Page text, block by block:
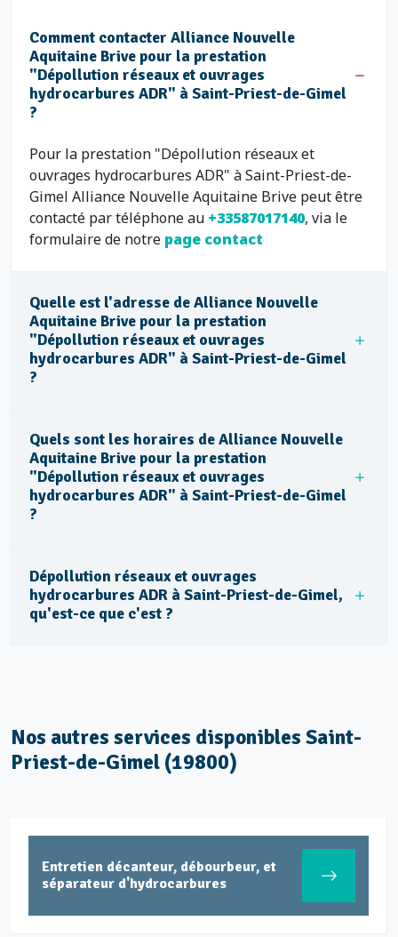
Comment contacter Alliance Nouvelle
Aquitaine Brive pour la prestation
"Dépollution réseaux et ouvrages
hydrocarbures ADR" à Saint-Priest-de-Gimel
?
Pour la prestation "Dépollution réseaux et
ouvrages hydrocarbures ADR" à Saint-Priest-de-
Gimel Alliance Nouvelle Aquitaine Brive peut être
contacté par téléphone au +33587017140, via le
formulaire de notre page contact
Quelle est l'adresse de Alliance Nouvelle
Aquitaine Brive pour la prestation
"Dépollution réseaux et ouvrages
hydrocarbures ADR" à Saint-Priest-de-Gimel
?
Quels sont les horaires de Alliance Nouvelle
Aquitaine Brive pour la prestation
"Dépollution réseaux et ouvrages
hydrocarbures ADR" à Saint-Priest-de-Gimel
?
Dépollution réseaux et ouvrages
hydrocarbures ADR à Saint-Priest-de-Gimel,
qu'est-ce que c'est ?
Nos autres services disponibles Saint-
Priest-de-Gimel (19800)
Entretien décanteur, débourbeur, et
séparateur d'hydrocarbures